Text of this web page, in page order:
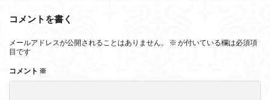
コメントを書く
メールアドレスが公開されることはありません。 ※ が付いている欄は必須項
目です
コメント ※